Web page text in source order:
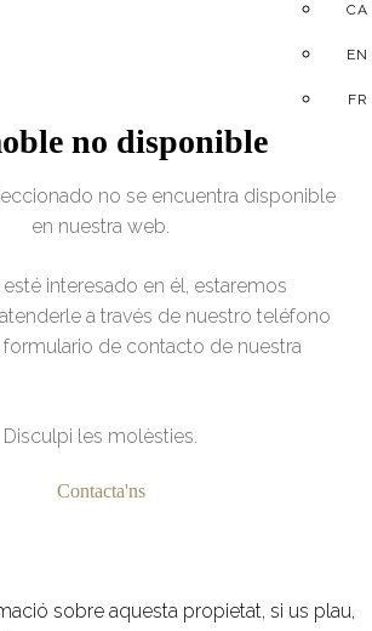
CA
EN
FR
no disponible
no se encuentra disponible
en nuestra web.
interesado en él, estaremos
a través de nuestro teléfono
de contacto de nuestra
Disculpi les molèsties.
Contacta'ns
sobre aquesta propietat, si us plau,